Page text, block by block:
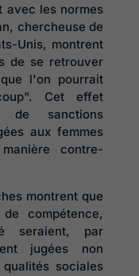
avec les normes
chercheuse de
Unis, montrent
de se retrouver
l'on pourrait
Cet effet
sanctions
aux femmes
contre-
montrent que
compétence,
seraient, par
jugées non
sociales